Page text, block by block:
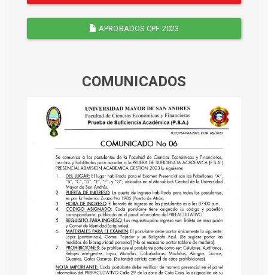
APROBADOS CPF 2023
COMUNICADOS